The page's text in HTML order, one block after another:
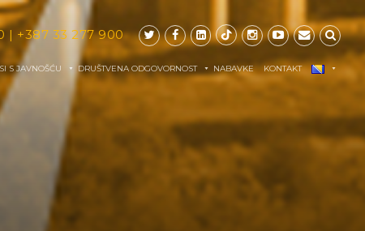
| +387 33 277 900
S JAVNOŠĆU DRUŠTVENA ODGOVORNOST NABAVKE KONTAKT